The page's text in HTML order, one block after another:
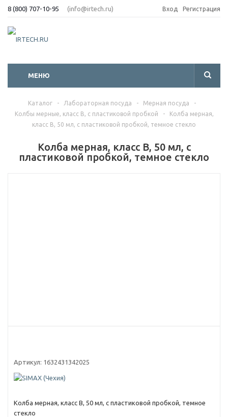
8 (800) 707-10-95 (info@irtech.ru) Вход Регистрация
МЕНЮ
Каталог - Лабораторная посуда - Мерная посуда
-
Колбы мерные, класс B, с пластиковой пробкой
-
Колба мерная,
класс B, 50 мл, с пластиковой пробкой, темное стекло
Колба мерная, класс B, 50 мл, с
пластиковой пробкой, темное стекло
Артикул: 1632431342025
Колба мерная, класс B, 50 мл, с пластиковой пробкой, темное
стекло